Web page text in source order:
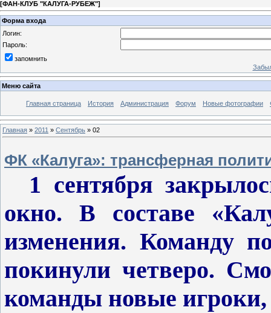
[ФАН-КЛУБ "КАЛУГА-РУБЕЖ"]
Форма входа
Логин:
Пароль:
запомнить
Меню сайта
Главная страница История Администрация Форум Новые фотографии
Главная » 2011 » Сентябрь » 02
ФК «Калуга»: трансферная
1 сентября
окно. В составе
изменения. Команду
покинули четверо.
команды новые